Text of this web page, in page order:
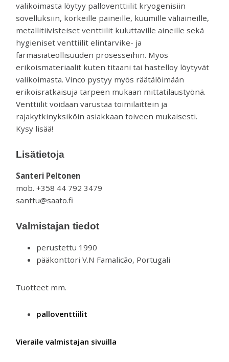
valikoimasta löytyy palloventtiilit kryogenisiin
sovelluksiin, korkeille paineille, kuumille väliaineille,
metallitiivisteiset venttiilit kuluttaville aineille sekä
hygieniset venttiilit elintarvike- ja
farmasiateollisuuden prosesseihin. Myös
erikoismateriaalit kuten titaani tai hastelloy löytyvät
valikoimasta. Vinco pystyy myös räätälöimään
erikoisratkaisuja tarpeen mukaan mittatilaustyönä.
Venttiilit voidaan varustaa toimilaittein ja
rajakytkinyksiköin asiakkaan toiveen mukaisesti.
Kysy lisää!
Lisätietoja
Santeri Peltonen
mob. +358 44 792 3479
santtu@saato.fi
Valmistajan tiedot
perustettu 1990
pääkonttori V.N Famalicão, Portugali
Tuotteet mm.
palloventtiilit
Vieraile valmistajan sivuilla